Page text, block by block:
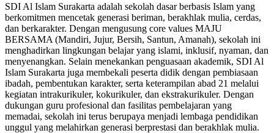
SDI Al Islam Surakarta adalah sekolah dasar berbasis Islam yang
berkomitmen mencetak generasi beriman, berakhlak mulia, cerdas,
dan berkarakter. Dengan mengusung core values MAJU
BERSAMA (Mandiri, Jujur, Bersih, Santun, Amanah), sekolah ini
menghadirkan lingkungan belajar yang islami, inklusif, nyaman, dan
menyenangkan. Selain menekankan penguasaan akademik, SDI Al
Islam Surakarta juga membekali peserta didik dengan pembiasaan
ibadah, pembentukan karakter, serta keterampilan abad 21 melalui
kegiatan intrakurikuler, kokurikuler, dan ekstrakurikuler. Dengan
dukungan guru profesional dan fasilitas pembelajaran yang
memadai, sekolah ini terus berupaya menjadi lembaga pendidikan
unggul yang melahirkan generasi berprestasi dan berakhlak mulia.